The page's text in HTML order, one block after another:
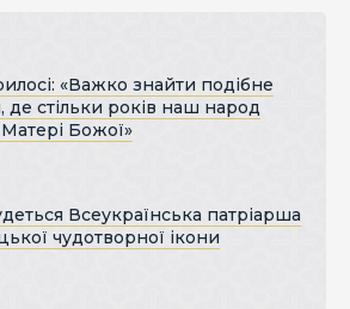
«Важко знайти подібне
де стільки років наш народ
Божої»
Всеукраїнська патріарша
чудотворної ікони